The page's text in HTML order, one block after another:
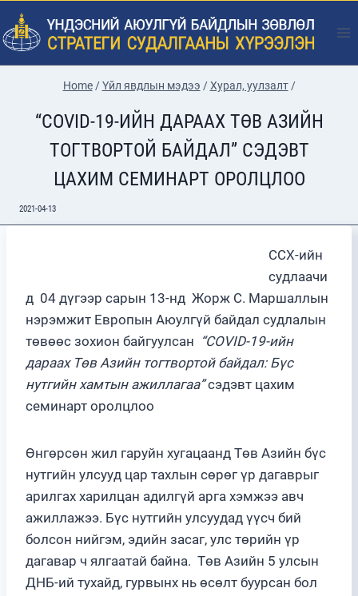
Skip
to
content
Home / Үйл явдлын мэдээ / Хурал, уулзалт /
“COVID-19-ИЙН ДАРААХ ТӨВ АЗИЙН
ТОГТВОРТОЙ БАЙДАЛ” СЭДЭВТ
ЦАХИМ СЕМИНАРТ ОРОЛЦЛОО
2021-04-13
ССХ-ийн
судлаачи
д 04 дүгээр сарын 13-нд Жорж С. Маршаллын
нэрэмжит Европын Аюулгүй байдал судлалын
төвөөс зохион байгуулсан “COVID-19-ийн
дараах Төв Азийн тогтвортой байдал: Бүс
нутгийн хамтын ажиллагаа”сэдэвт цахим
семинарт оролцлоо
Өнгөрсөн жил гаруйн хугацаанд Төв Азийн бүс
нутгийн улсууд цар тахлын сөрөг үр дагаврыг
арилгах харилцан адилгүй арга хэмжээ авч
ажиллажээ. Бүс нутгийн улсуудад үүсч бий
болсон нийгэм, эдийн засаг, улс төрийн үр
дагавар ч ялгаатай байна. Төв Азийн 5 улсын
ДНБ-ий тухайд, гурвынх нь өсөлт буурсан бол